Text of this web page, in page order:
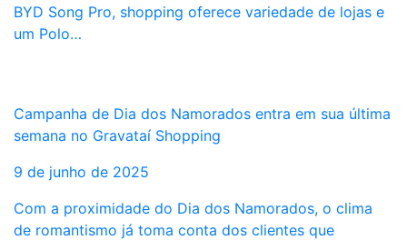
BYD Song Pro, shopping oferece variedade de lojas e
um Polo…
Campanha de Dia dos Namorados entra em sua última
semana no Gravataí Shopping
9 de junho de 2025
Com a proximidade do Dia dos Namorados, o clima
de romantismo já toma conta dos clientes que